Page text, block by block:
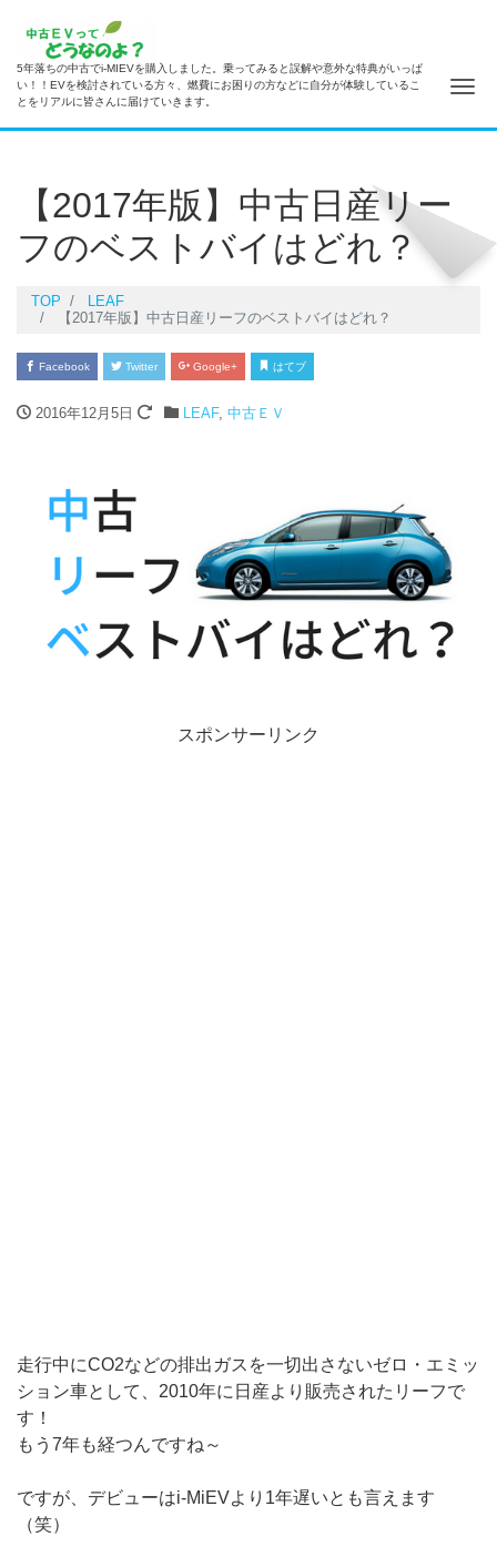
5年落ちの中古でi-MIEVを購入しました。乗ってみると誤解や意外な特典がいっぱ
い！！EVを検討されている方々、燃費にお困りの方などに自分が体験しているこ
とをリアルに皆さんに届けていきます。
ナ
【2017年版】中古日産リー
フのベストバイはどれ？
TOP
LEAF
【2017年版】中古日産リーフのベストバイはどれ？
Facebook Twitter Google+ はてブ
2016年12月5日 LEAF, 中古ＥＶ
スポンサーリンク
走行中にCO2などの排出ガスを一切出さないゼロ・エミッ
ション車として、2010年に日産より販売されたリーフで
す！
もう7年も経つんですね～
ですが、デビューはi-MiEVより1年遅いとも言えます
（笑）